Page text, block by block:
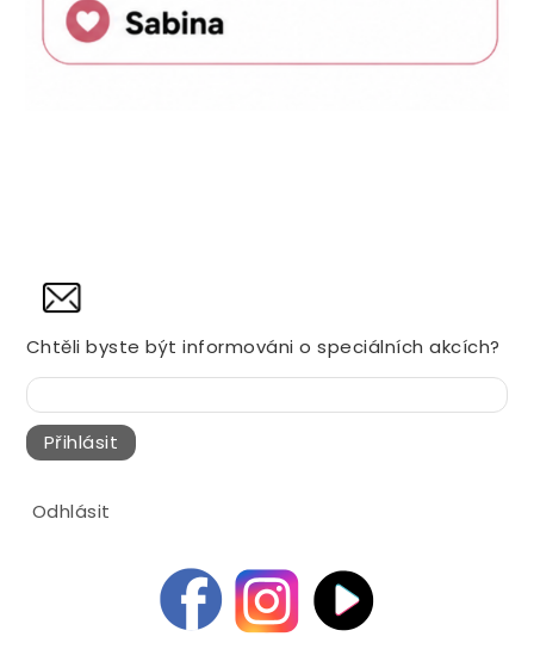
Chtěli byste být informováni o speciálních akcích?
Přihlásit
Odhlásit